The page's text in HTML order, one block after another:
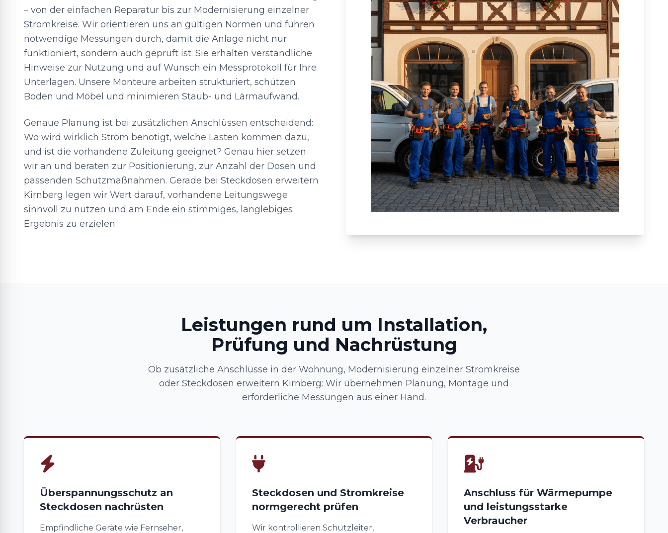
– von der einfachen Reparatur bis zur Modernisierung einzelner
Stromkreise. Wir orientieren uns an gültigen Normen und führen
notwendige Messungen durch, damit die Anlage nicht nur
funktioniert, sondern auch geprüft ist. Sie erhalten verständliche
Hinweise zur Nutzung und auf Wunsch ein Messprotokoll für Ihre
Unterlagen. Unsere Monteure arbeiten strukturiert, schützen
Boden und Möbel und minimieren Staub- und Lärmaufwand.
Genaue Planung ist bei zusätzlichen Anschlüssen entscheidend:
Wo wird wirklich Strom benötigt, welche Lasten kommen dazu,
und ist die vorhandene Zuleitung geeignet? Genau hier setzen
wir an und beraten zur Positionierung, zur Anzahl der Dosen und
passenden Schutzmaßnahmen. Gerade bei Steckdosen erweitern
Kirnberg legen wir Wert darauf, vorhandene Leitungswege
sinnvoll zu nutzen und am Ende ein stimmiges, langlebiges
Ergebnis zu erzielen.
Leistungen rund um Installation,
Prüfung und Nachrüstung
Ob zusätzliche Anschlüsse in der Wohnung, Modernisierung einzelner Stromkreise
oder Steckdosen erweitern Kirnberg: Wir übernehmen Planung, Montage und
erforderliche Messungen aus einer Hand.
Überspannungsschutz an
Steckdosen nachrüsten
Empfindliche Geräte wie Fernseher,
Steckdosen und Stromkreise
normgerecht prüfen
Wir kontrollieren Schutzleiter,
Anschluss für Wärmepumpe
und leistungsstarke
Verbraucher